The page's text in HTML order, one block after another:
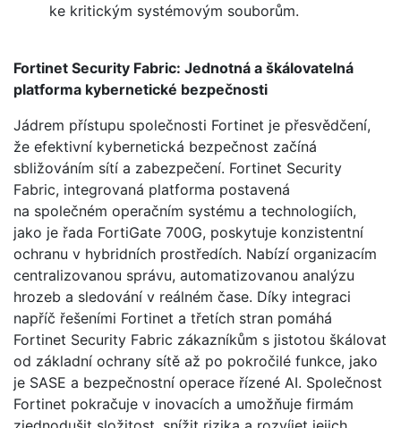
ke kritickým systémovým souborům.
Fortinet Security Fabric: Jednotná a škálovatelná
platforma kybernetické bezpečnosti
Jádrem přístupu společnosti Fortinet je přesvědčení,
že efektivní kybernetická bezpečnost začíná
sbližováním sítí a zabezpečení. Fortinet Security
Fabric, integrovaná platforma postavená
na společném operačním systému a technologiích,
jako je řada FortiGate 700G, poskytuje konzistentní
ochranu v hybridních prostředích. Nabízí organizacím
centralizovanou správu, automatizovanou analýzu
hrozeb a sledování v reálném čase. Díky integraci
napříč řešeními Fortinet a třetích stran pomáhá
Fortinet Security Fabric zákazníkům s jistotou škálovat
od základní ochrany sítě až po pokročilé funkce, jako
je SASE a bezpečnostní operace řízené AI. Společnost
Fortinet pokračuje v inovacích a umožňuje firmám